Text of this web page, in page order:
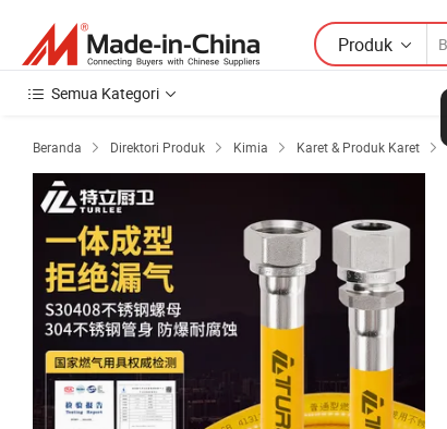
Produk
Semua Kategori
Beranda  Direktori Produk  Kimia  Karet & Produk Karet 